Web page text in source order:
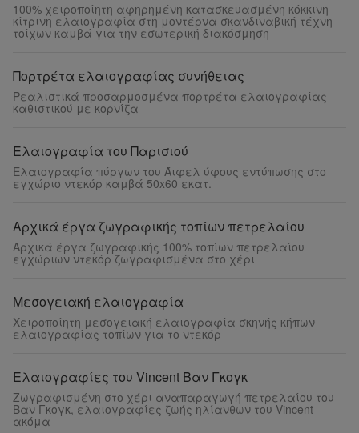
100% χειροποίητη αφηρημένη κατασκευασμένη κόκκινη
κίτρινη ελαιογραφία στη μοντέρνα σκανδιναβική τέχνη
τοίχων καμβά για την εσωτερική διακόσμηση
Πορτρέτα ελαιογραφίας συνήθειας
Ρεαλιστικά προσαρμοσμένα πορτρέτα ελαιογραφίας
καθιστικού με κορνίζα
Ελαιογραφία του Παρισιού
Ελαιογραφία πύργων του Άιφελ ύφους εντύπωσης στο
εγχώριο ντεκόρ καμβά 50x60 εκατ.
Αρχικά έργα ζωγραφικής τοπίων πετρελαίου
Αρχικά έργα ζωγραφικής 100% τοπίων πετρελαίου
εγχώριων ντεκόρ ζωγραφισμένα στο χέρι
Μεσογειακή ελαιογραφία
Χειροποίητη μεσογειακή ελαιογραφία σκηνής κήπων
ελαιογραφίας τοπίων για το ντεκόρ
Ελαιογραφίες του Vincent Βαν Γκογκ
Ζωγραφισμένη στο χέρι αναπαραγωγή πετρελαίου του
Βαν Γκογκ, ελαιογραφίες ζωής ηλίανθων του Vincent
ακόμα